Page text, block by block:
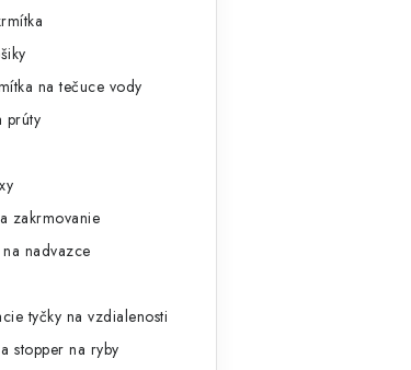
na tečuce vody
prúty
zakrmovanie
nadvazce
tyčky na vzdialenosti
stopper na ryby